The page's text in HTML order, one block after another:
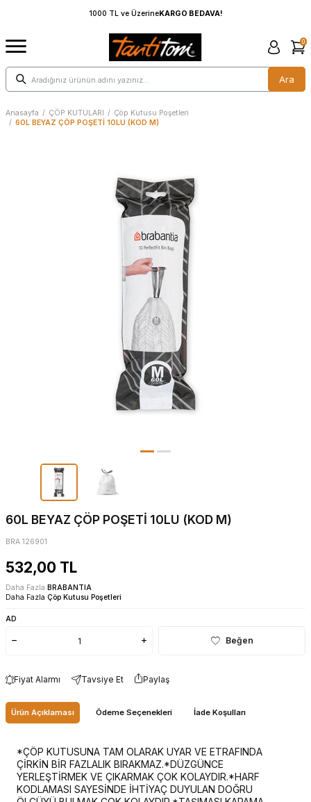
1000 TL ve ÜzerineKARGO BEDAVA!
Ara
0
Anasayfa / ÇÖP KUTULARI / Çöp Kutusu Poşetleri
/ 60L BEYAZ ÇÖP POŞETİ 10LU (KOD M)
60L BEYAZ ÇÖP POŞETİ 10LU (KOD M)
BRA 126901
532,00 TL
Daha Fazla BRABANTIA
Daha Fazla Çöp Kutusu Poşetleri
AD
Beğen
Fiyat Alarmı Tavsiye Et Paylaş
Ürün Açıklaması Ödeme Seçenekleri İade Koşulları
*ÇÖP KUTUSUNA TAM OLARAK UYAR VE ETRAFINDA
ÇİRKİN BİR FAZLALIK BIRAKMAZ.*DÜZGÜNCE
YERLEŞTİRMEK VE ÇIKARMAK ÇOK KOLAYDIR.*HARF
KODLAMASI SAYESİNDE İHTİYAÇ DUYULAN DOĞRU